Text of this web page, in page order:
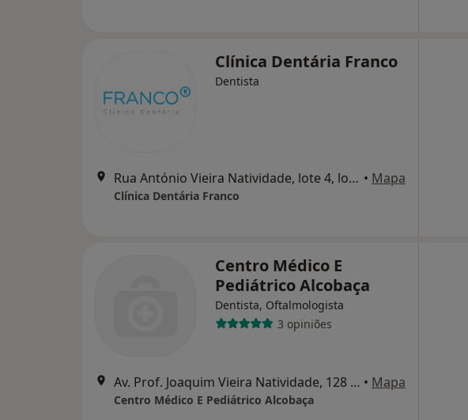
Clínica Dentária Franco
Dentista
Rua António Vieira Natividade, lote 4, loja 2, Alcobaça • Mapa
Clínica Dentária Franco
Centro Médico E
Pediátrico Alcobaça
Dentista, Oftalmologista
3 opiniões
Av. Prof. Joaquim Vieira Natividade, 128 - R/C, Alcobaça • Mapa
Centro Médico E Pediátrico Alcobaça